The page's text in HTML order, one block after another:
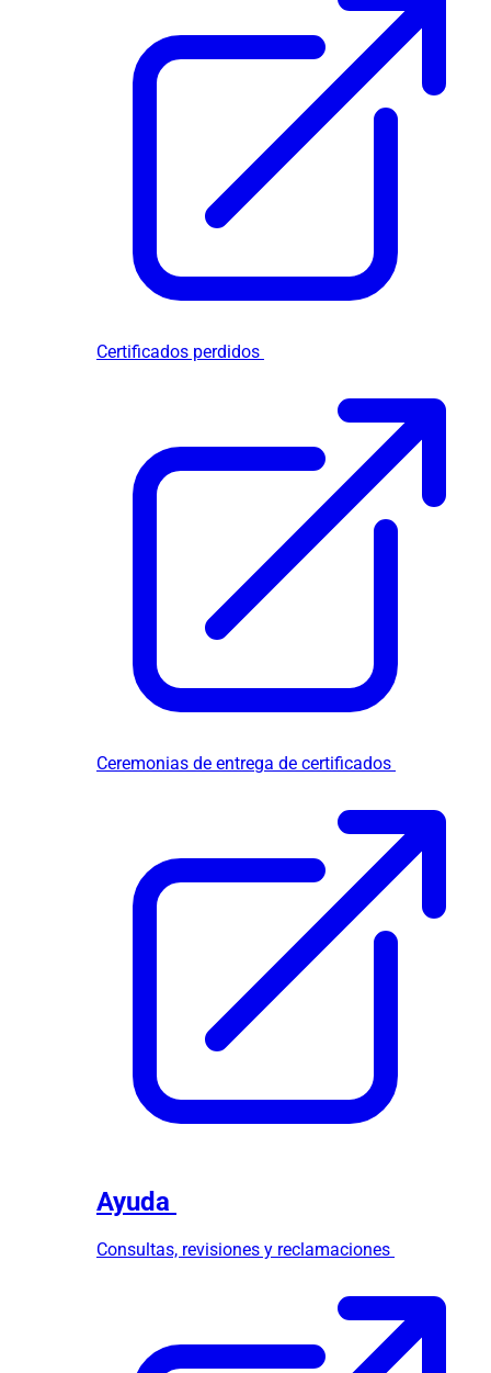
Certificados perdidos
Ceremonias de entrega de certificados
Ayuda
Consultas, revisiones y reclamaciones